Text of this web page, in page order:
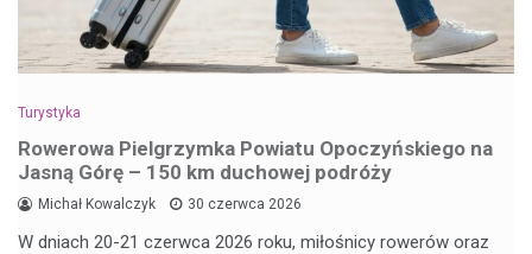
Turystyka
Rowerowa Pielgrzymka Powiatu Opoczyńskiego na
Jasną Górę – 150 km duchowej podróży
Michał Kowalczyk 30 czerwca 2026
W dniach 20-21 czerwca 2026 roku, miłośnicy rowerów oraz